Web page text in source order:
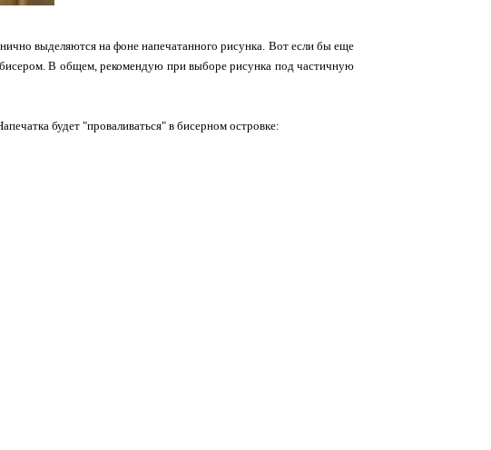
выделяются на фоне напечатанного рисунка. Вот если бы еще
В общем, рекомендую при выборе рисунка под частичную
будет "проваливаться" в бисерном островке: